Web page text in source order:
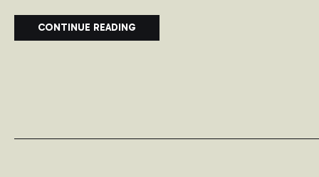
CONTINUE READING